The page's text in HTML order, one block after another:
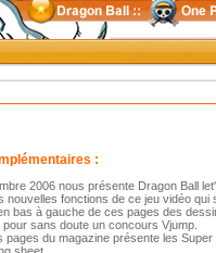
:
2006 nous présente Dragon Ball
nouvelles fonctions de ce jeu vidéo qui
bas à gauche de ces pages des
sans doute un concours Vjump.
pages du magazine présente les